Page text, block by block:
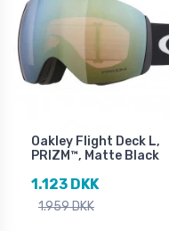
Oakley Flight Deck L,
PRIZM™, Matte Black
1.123 DKK
1.959 DKK